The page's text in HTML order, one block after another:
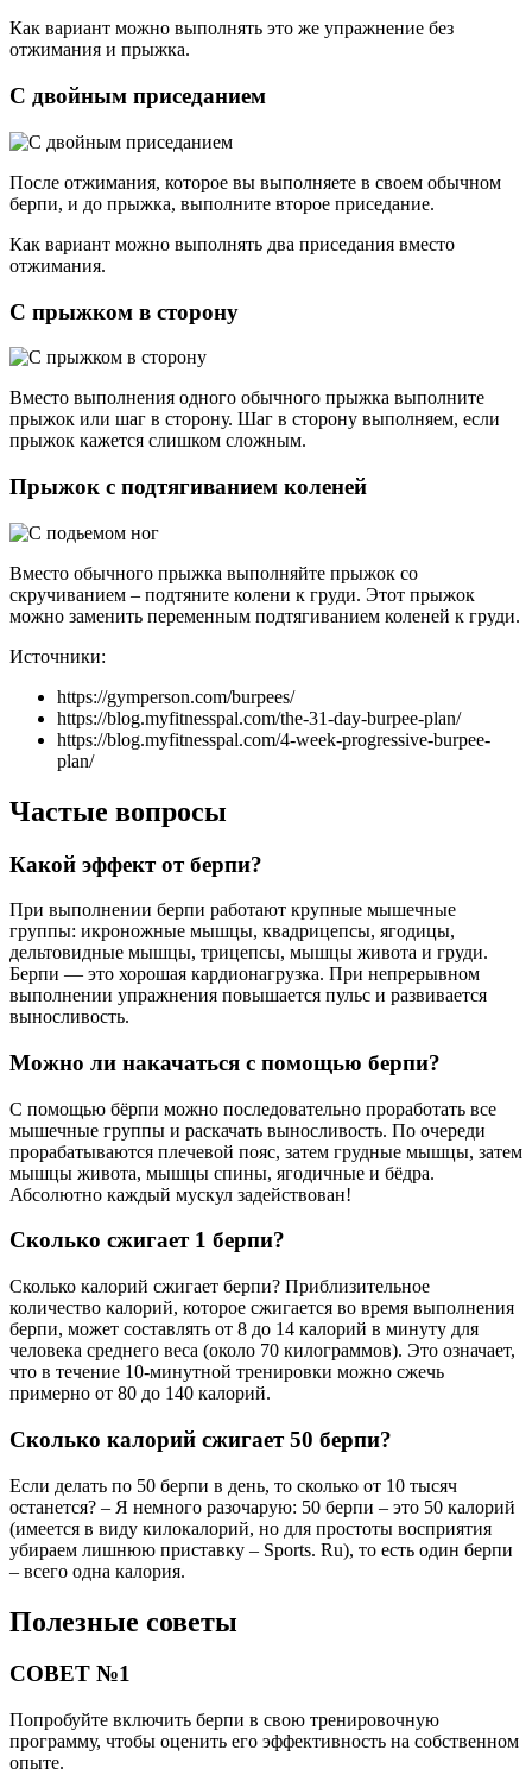
Как вариант можно выполнять это же упражнение без
отжимания и прыжка.
С двойным приседанием
После отжимания, которое вы выполняете в своем обычном
берпи, и до прыжка, выполните второе приседание.
Как вариант можно выполнять два приседания вместо
отжимания.
С прыжком в сторону
Вместо выполнения одного обычного прыжка выполните
прыжок или шаг в сторону. Шаг в сторону выполняем, если
прыжок кажется слишком сложным.
Прыжок с подтягиванием коленей
Вместо обычного прыжка выполняйте прыжок со
скручиванием – подтяните колени к груди. Этот прыжок
можно заменить переменным подтягиванием коленей к груди.
Источники:
https://gymperson.com/burpees/
https://blog.myfitnesspal.com/the-31-day-burpee-plan/
https://blog.myfitnesspal.com/4-week-progressive-burpee-
plan/
Частые вопросы
Какой эффект от берпи?
При выполнении берпи работают крупные мышечные
группы: икроножные мышцы, квадрицепсы, ягодицы,
дельтовидные мышцы, трицепсы, мышцы живота и груди.
Берпи — это хорошая кардионагрузка. При непрерывном
выполнении упражнения повышается пульс и развивается
выносливость.
Можно ли накачаться с помощью берпи?
С помощью бёрпи можно последовательно проработать все
мышечные группы и раскачать выносливость. По очереди
прорабатываются плечевой пояс, затем грудные мышцы, затем
мышцы живота, мышцы спины, ягодичные и бёдра.
Абсолютно каждый мускул задействован!
Сколько сжигает 1 берпи?
Сколько калорий сжигает берпи? Приблизительное
количество калорий, которое сжигается во время выполнения
берпи, может составлять от 8 до 14 калорий в минуту для
человека среднего веса (около 70 килограммов). Это означает,
что в течение 10-минутной тренировки можно сжечь
примерно от 80 до 140 калорий.
Сколько калорий сжигает 50 берпи?
Если делать по 50 берпи в день, то сколько от 10 тысяч
останется? – Я немного разочарую: 50 берпи – это 50 калорий
(имеется в виду килокалорий, но для простоты восприятия
убираем лишнюю приставку – Sports. Ru), то есть один берпи
– всего одна калория.
Полезные советы
СОВЕТ №1
Попробуйте включить берпи в свою тренировочную
программу, чтобы оценить его эффективность на собственном
опыте.